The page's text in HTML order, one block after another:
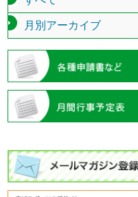
月別アーカイブ